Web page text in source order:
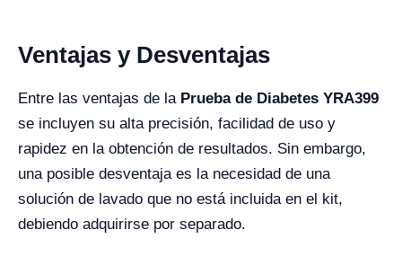
Ventajas y Desventajas
Entre las ventajas de la Prueba de Diabetes YRA399
se incluyen su alta precisión, facilidad de uso y
rapidez en la obtención de resultados. Sin embargo,
una posible desventaja es la necesidad de una
solución de lavado que no está incluida en el kit,
debiendo adquirirse por separado.